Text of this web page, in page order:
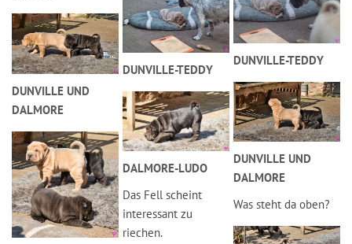
DUNVILLE UND
DALMORE
DUNVILLE-TEDDY
DALMORE-LUDO
Das Fell scheint
interessant zu
riechen.
DUNVILLE-TEDDY
DUNVILLE UND
DALMORE
Was steht da oben?